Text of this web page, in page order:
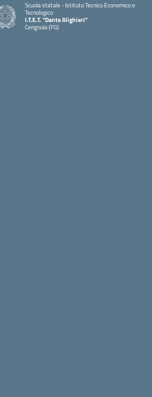
Scuola statale - Istituto Tecnico Economico e
Tecnologico
I.T.E.T. "Dante Alighieri"
Cerignola (FG)
— Visita la pagina iniziale della scuola